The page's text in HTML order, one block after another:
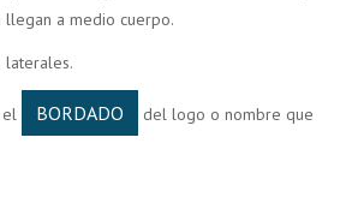
a medio cuerpo.
laterales.
el BORDADO
del logo o nombre que